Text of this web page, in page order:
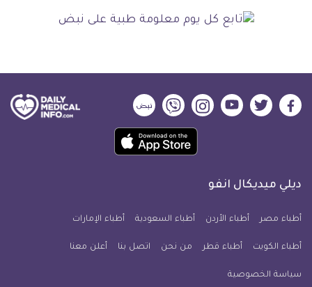
ديلي
فيسبوك
ديلي
تويتر
ديلي
ميديكال
يوتيوب
ديلي
ميديكال
انفو
ديلي
ميديكال
انفو
ديلي
ميديكال
انفو
حمل
تطبيق
معلومة
للآيفون
ديلي ميديكال انفو
أطباء مصر أطباء الأردن أطباء السعودية أطباء الإمارات
أطباء الكويت أطباء قطر من نحن اتصل بنا أعلن معنا
سياسة الخصوصية